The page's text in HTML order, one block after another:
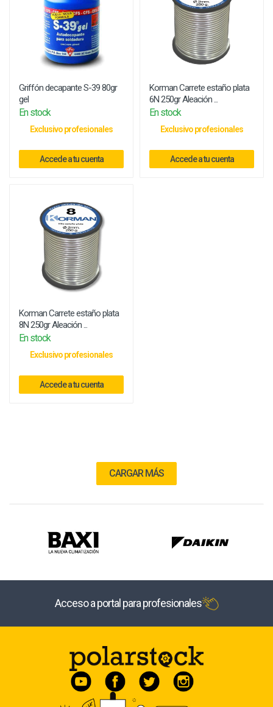
Griffón decapante S-39 80gr
gel
En stock
Exclusivo profesionales
Accede a tu cuenta
Korman Carrete estaño plata
6N 250gr Aleación ...
En stock
Exclusivo profesionales
Accede a tu cuenta
Korman Carrete estaño plata
8N 250gr Aleación ...
En stock
Exclusivo profesionales
Accede a tu cuenta
CARGAR MÁS
Acceso a portal para profesionales